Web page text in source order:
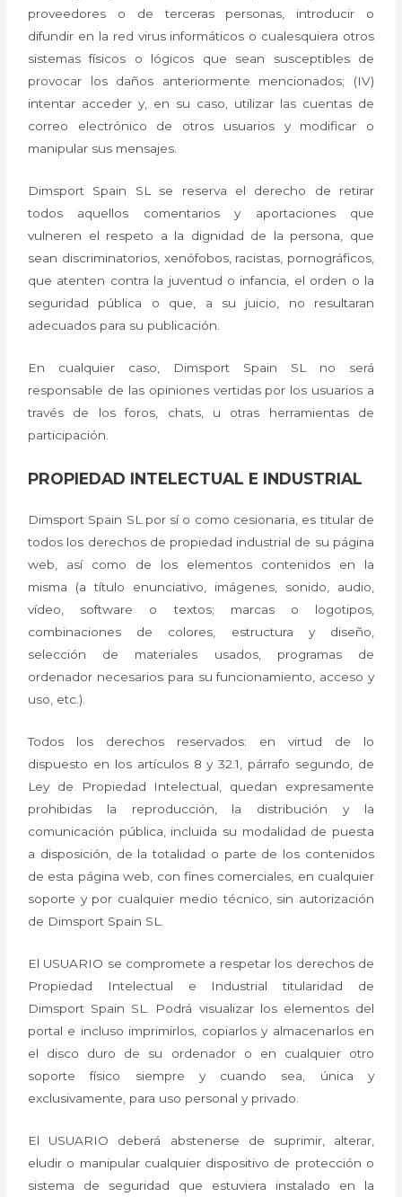
proveedores o de terceras personas, introducir o
difundir en la red virus informáticos o cualesquiera otros
sistemas físicos o lógicos que sean susceptibles de
provocar los daños anteriormente mencionados; (IV)
intentar acceder y, en su caso, utilizar las cuentas de
correo electrónico de otros usuarios y modificar o
manipular sus mensajes.
Dimsport Spain SL se reserva el derecho de retirar
todos aquellos comentarios y aportaciones que
vulneren el respeto a la dignidad de la persona, que
sean discriminatorios, xenófobos, racistas, pornográficos,
que atenten contra la juventud o infancia, el orden o la
seguridad pública o que, a su juicio, no resultaran
adecuados para su publicación.
En cualquier caso, Dimsport Spain SL no será
responsable de las opiniones vertidas por los usuarios a
través de los foros, chats, u otras herramientas de
participación.
PROPIEDAD INTELECTUAL E INDUSTRIAL
Dimsport Spain SL por sí o como cesionaria, es titular de
todos los derechos de propiedad industrial de su página
web, así como de los elementos contenidos en la
misma (a título enunciativo, imágenes, sonido, audio,
vídeo, software o textos; marcas o logotipos,
combinaciones de colores, estructura y diseño,
selección de materiales usados, programas de
ordenador necesarios para su funcionamiento, acceso y
uso, etc.).
Todos los derechos reservados: en virtud de lo
dispuesto en los artículos 8 y 32.1, párrafo segundo, de
Ley de Propiedad Intelectual, quedan expresamente
prohibidas la reproducción, la distribución y la
comunicación pública, incluida su modalidad de puesta
a disposición, de la totalidad o parte de los contenidos
de esta página web, con fines comerciales, en cualquier
soporte y por cualquier medio técnico, sin autorización
de Dimsport Spain SL.
El USUARIO se compromete a respetar los derechos de
Propiedad Intelectual e Industrial titularidad de
Dimsport Spain SL. Podrá visualizar los elementos del
portal e incluso imprimirlos, copiarlos y almacenarlos en
el disco duro de su ordenador o en cualquier otro
soporte físico siempre y cuando sea, única y
exclusivamente, para uso personal y privado.
El USUARIO deberá abstenerse de suprimir, alterar,
eludir o manipular cualquier dispositivo de protección o
sistema de seguridad que estuviera instalado en la